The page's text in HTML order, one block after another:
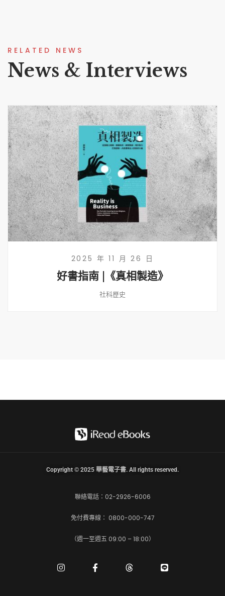
RELATED NEWS
News & Interviews
2025 年 11 月 26 日
好書指南 |《真相製造》
社科歷史
聯絡電話：02-2926-6006
免付費專線： 0800-000-747
（週一至週五 09:00 – 18:00）
Copyright © 2025 華藝電子書. All rights reserved.